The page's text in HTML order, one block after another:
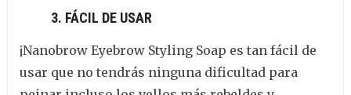
3. FÁCIL DE USAR
¡Nanobrow Eyebrow Styling Soap es tan fácil de
usar que no tendrás ninguna dificultad para